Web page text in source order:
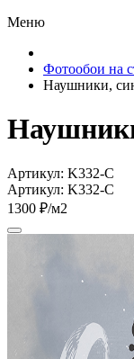
Меню
Фотообои на
Наушники,
Артикул: K332-C
Артикул: K332-C
1300 ₽/м2